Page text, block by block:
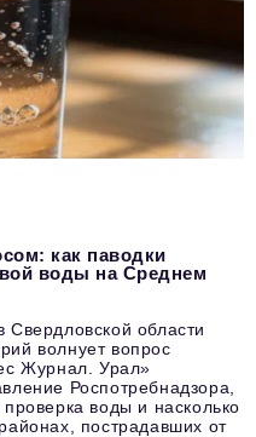
как паводки
воды на Среднем
области
волнует вопрос
Журнал. Урал»
Роспотребнадзора,
воды и насколько
пострадавших от